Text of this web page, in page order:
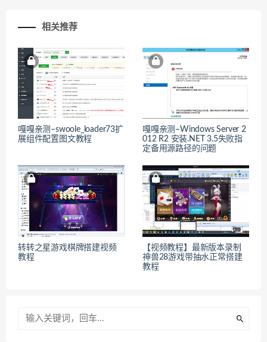
相关推荐
嘎嘎亲测–swoole_loader73扩
展组件配置图文教程
嘎嘎亲测–Windows Server 2
012 R2 安装.NET 3.5失败指
定备用源路径的问题
转转之星游戏棋牌搭建视频
教程
【视频教程】最新版本录制
神兽28游戏带抽水正常搭建
教程